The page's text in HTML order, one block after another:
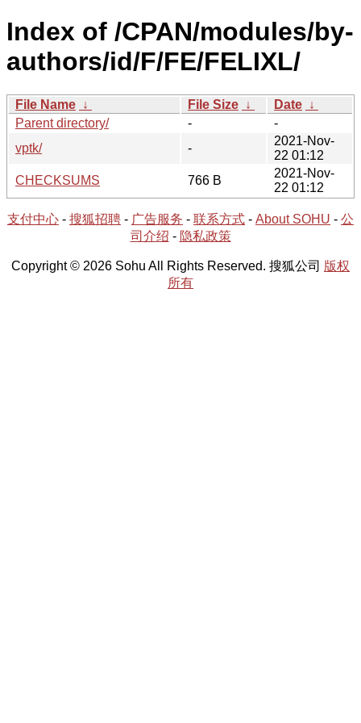
Index of /CPAN/modules/by-
authors/id/F/FE/FELIXL/
File Name ↓ File Size ↓ Date ↓
Parent directory/
-
-
vptk/
-
2021-Nov-
22 01:12
CHECKSUMS
766 B
2021-Nov-
22 01:12
支付中心 - 搜狐招聘 - 广告服务 - 联系方式 - About SOHU - 公
司介绍 - 隐私政策
Copyright © 2026 Sohu All Rights Reserved. 搜狐公司 版权
所有